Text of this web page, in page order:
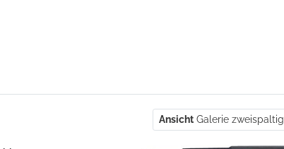
Ansicht Galerie zweispaltig